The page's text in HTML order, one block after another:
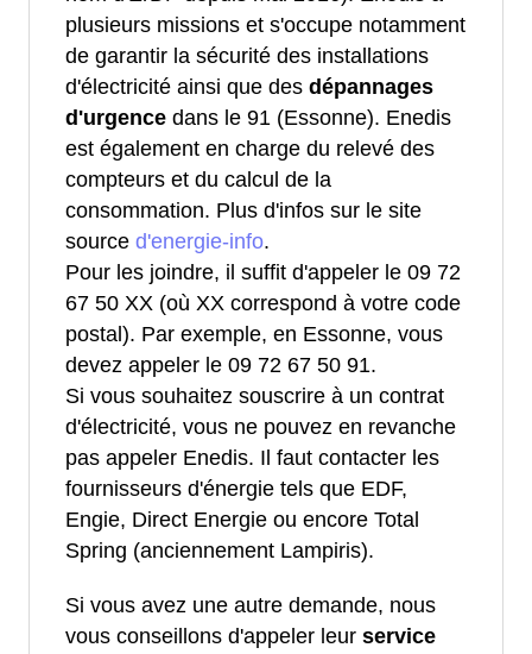
plusieurs missions et s'occupe notamment
de garantir la sécurité des installations
d'électricité ainsi que des dépannages
d'urgence dans le 91 (Essonne). Enedis
est également en charge du relevé des
compteurs et du calcul de la
consommation. Plus d'infos sur le site
source d'energie-info.
Pour les joindre, il suffit d'appeler le 09 72
67 50 XX (où XX correspond à votre code
postal). Par exemple, en Essonne, vous
devez appeler le 09 72 67 50 91.
Si vous souhaitez souscrire à un contrat
d'électricité, vous ne pouvez en revanche
pas appeler Enedis. Il faut contacter les
fournisseurs d'énergie tels que EDF,
Engie, Direct Energie ou encore Total
Spring (anciennement Lampiris).
Si vous avez une autre demande, nous
vous conseillons d'appeler leur service